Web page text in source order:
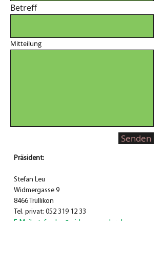
Betreff
Mitteilung
Senden
Präsident:
Stefan Leu
Widmergasse 9
8466 Trüllikon
Tel. privat: 052 319 12 33
E-Mail: stefan.leu@widmergaessler.ch